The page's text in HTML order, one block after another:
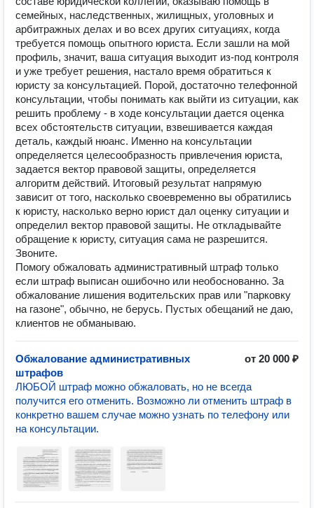
семейных, наследственных, жилищных, уголовных и
арбитражных делах и во всех других ситуациях, когда
требуется помощь опытного юриста. Если зашли на мой
профиль, значит, ваша ситуация выходит из-под контроля
и уже требует решения, настало время обратиться к
юристу за консультацией. Порой, достаточно телефонной
консультации, чтобы понимать как выйти из ситуации, как
решить проблему - в ходе консультации дается оценка
всех обстоятельств ситуации, взвешивается каждая
деталь, каждый нюанс. Именно на консультации
определяется целесообразность привлечения юриста,
задается вектор правовой защиты, определяется
алгоритм действий. Итоговый результат напрямую
зависит от того, насколько своевременно вы обратились
к юристу, насколько верно юрист дал оценку ситуации и
определил вектор правовой защиты. Не откладывайте
обращение к юристу, ситуация сама не разрешится.
Звоните.
Помогу обжаловать административный штраф только
если штраф выписан ошибочно или необоснованно. За
обжалование лишения водительских прав или "парковку
на газоне", обычно, не берусь. Пустых обещаний не даю,
клиентов не обманываю.
Обжалование административных
штрафов
от 20 000 ₽
ЛЮБОЙ штраф можно обжаловать, но не всегда
получится его отменить. Возможно ли отменить штраф в
конкретно вашем случае можно узнать по телефону или
на консультации.